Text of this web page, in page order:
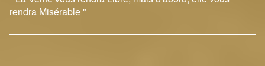
rendra Misérable "